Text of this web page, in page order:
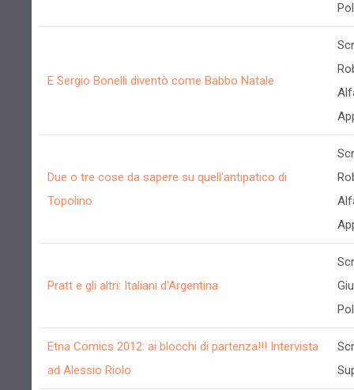
E Sergio Bonelli diventò come Babbo Natale
Due o tre cose da sapere su quell'antipatico di
Topolino
Pratt e gli altri: Italiani d'Argentina
Etna Comics 2012: ai blocchi di partenza!!! Intervista
ad Alessio Riolo